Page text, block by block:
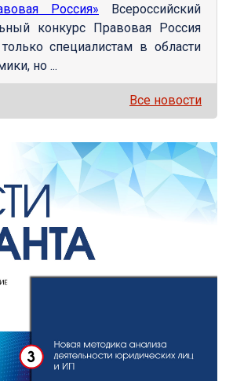
Россия» Всероссийский
конкурс Правовая Россия
специалистам в области
но ...
Все новости